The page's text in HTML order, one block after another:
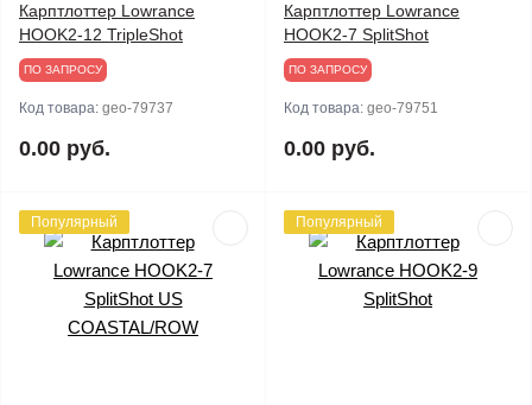
Карптлоттер Lowrance
HOOK2-12 TripleShot
ПО ЗАПРОСУ
Код товара: geo-79737
0.00 руб.
Карптлоттер Lowrance
HOOK2-7 SplitShot
ПО ЗАПРОСУ
Код товара: geo-79751
0.00 руб.
Популярный Популярный